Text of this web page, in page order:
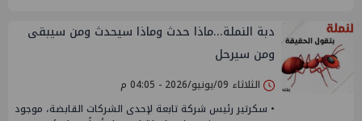
دبة النملة...ماذا حدث وماذا سيحدث ومن سيبقى
ومن سيرحل
الثلاثاء 09/يونيو/2026 - 04:05 م
• سكرتير رئيس شركة تابعة لإحدى الشركات القابضة، موجود